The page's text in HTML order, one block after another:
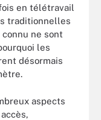
en télétravail
traditionnelles
ne sont
les
désormais
aspects